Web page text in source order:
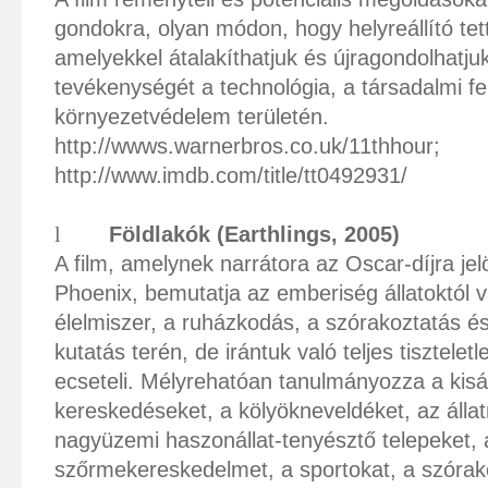
gondokra, olyan módon, hogy helyreállító
amelyekkel átalakíthatjuk és
tevékenységét a technológia, a társadalmi
környezetvédelem területén.
http://wwws.warnerbros.co.uk/11thhour;
http://www.imdb.com/title/tt0492931/
l
Földlakók (Earthlings, 2005)
A film, amelynek narrátora az Oscar-díjra
Phoenix, bemutatja az emberiség állatoktól
élelmiszer, a ruházkodás, a szórakoztatás
kutatás terén, de irántuk való teljes
ecseteli. Mélyrehatóan tanulmányozza a
kereskedéseket, a kölyökneveldéket, az
nagyüzemi haszonállat-tenyésztő telepeket,
szőrmekereskedelmet, a sportokat, a